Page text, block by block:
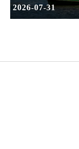
2026-07-31